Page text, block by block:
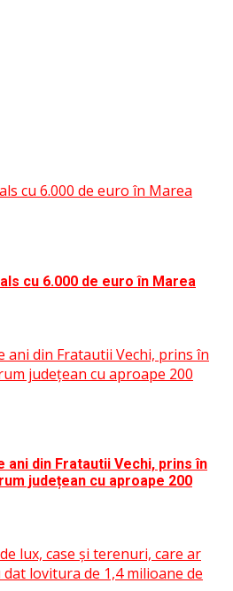
cu 6.000 de euro în Marea
cu 6.000 de euro în Marea
ani din Fratautii Vechi, prins în
județean cu aproape 200
ani din Fratautii Vechi, prins în
județean cu aproape 200
lux, case și terenuri, care ar
lovitura de 1,4 milioane de